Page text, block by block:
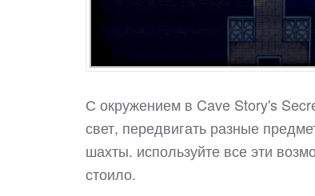
С окружением в Cave Story's
свет, передвигать разные
шахты. используйте все эти
стоило.